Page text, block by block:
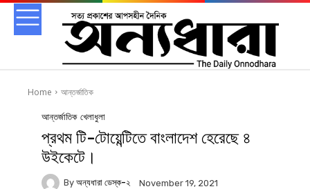
Home আন্তর্জাতিক
আন্তর্জাতিক খেলাধুলা
প্রথম টি-টোয়েন্টিতে বাংলাদেশ হেরেছে ৪
উইকেটে।
By অন্যধারা ডেস্ক-২ November 19, 2021